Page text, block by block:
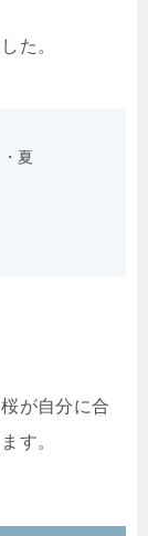
た。
夏
が自分に合
す。